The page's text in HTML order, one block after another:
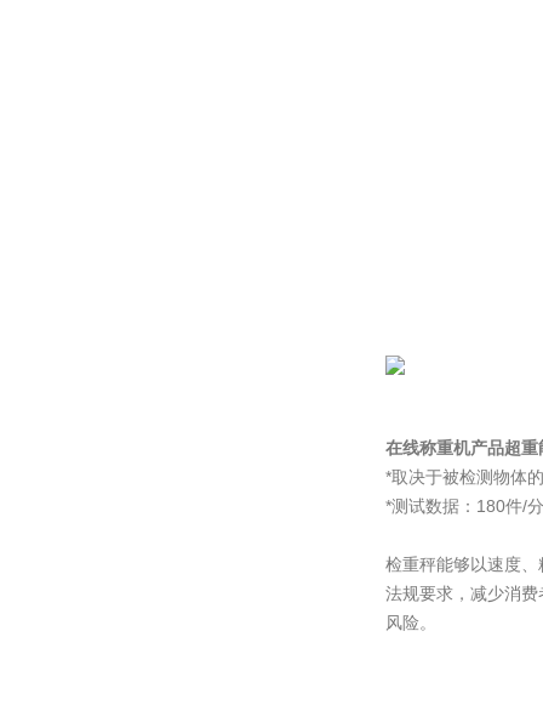
在线称重机产品超重
*取决于被检测物体
*测试数据：180件/
检重秤能够以速度
法规要求，减少消
风险。